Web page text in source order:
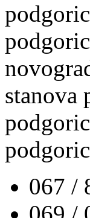
stanova
067 /